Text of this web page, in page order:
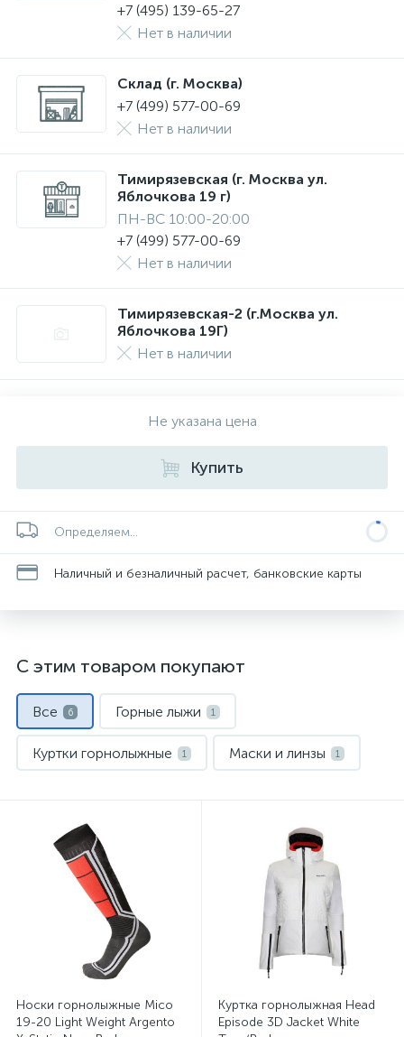
+7 (495) 139-65-27
Нет в наличии
Склад (г. Москва)
+7 (499) 577-00-69
Нет в наличии
Тимирязевская (г. Москва ул.
Яблочкова 19 г)
ПН-ВС 10:00-20:00
+7 (499) 577-00-69
Нет в наличии
Тимирязевская-2 (г.Москва ул.
Яблочкова 19Г)
Нет в наличии
Не указана цена
Купить
Определяем...
Наличный и безналичный расчет, банковские карты
С этим товаром покупают
Все 6 Горные лыжи 1
Куртки горнолыжные 1 Маски и линзы 1
Шлемы 1
Носки горнолыжные Mico
19-20 Light Weight Argento
Куртка горнолыжная Head
Episode 3D Jacket White